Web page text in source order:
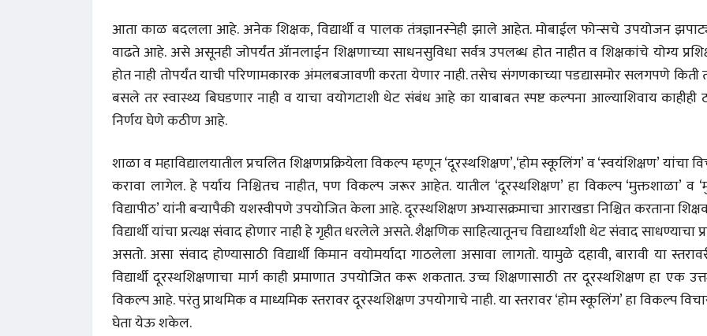
आता काळ बदलला आहे. अनेक शिक्षक, विद्यार्थी व पालक तंत्रज्ञानस्नेही झाले आहेत. मोबाईल फोन्सचे उपयोजन
वाढते आहे. असे असूनही जोपर्यंत ॲानलाईन शिक्षणाच्या साधनसुविधा सर्वत्र उपलब्ध होत नाहीत व शिक्षकांचे योग्य
होत नाही तोपर्यंत याची परिणामकारक अंमलबजावणी करता येणार नाही. तसेच संगणकाच्या पडद्यासमोर सलगपणे किती
बसले तर स्वास्थ्य बिघडणार नाही व याचा वयोगटाशी थेट संबंध आहे का याबाबत स्पष्ट कल्पना आल्याशिवाय काहीही
निर्णय घेणे कठीण आहे.
शाळा व महाविद्यालयातील प्रचलित शिक्षणप्रक्रियेला विकल्प म्हणून ‘दूरस्थशिक्षण’,‘होम स्कूलिंग’ व ‘स्वयंशिक्षण’ यांचा
करावा लागेल. हे पर्याय निश्चितच नाहीत, पण विकल्प जरूर आहेत. यातील ‘दूरस्थशिक्षण’ हा विकल्प ‘मुक्तशाळा’ व
विद्यापीठ’ यांनी बऱ्यापैकी यशस्वीपणे उपयोजित केला आहे. दूरस्थशिक्षण अभ्यासक्रमाचा आराखडा निश्चित करताना
विद्यार्थी यांचा प्रत्यक्ष संवाद होणार नाही हे गृहीत धरलेले असते. शैक्षणिक साहित्यातूनच विद्यार्थ्यांशी थेट संवाद साधण्याचा
असतो. असा संवाद होण्यासाठी विद्यार्थी किमान वयोमर्यादा गाठलेला असावा लागतो. यामुळे दहावी, बारावी या
विद्यार्थी दूरस्थशिक्षणाचा मार्ग काही प्रमाणात उपयोजित करू शकतात. उच्च शिक्षणासाठी तर दूरस्थशिक्षण हा एक
विकल्प आहे. परंतु प्राथमिक व माध्यमिक स्तरावर दूरस्थशिक्षण उपयोगाचे नाही. या स्तरावर ‘होम स्कूलिंग’ हा विकल्प
घेता येऊ शकेल.